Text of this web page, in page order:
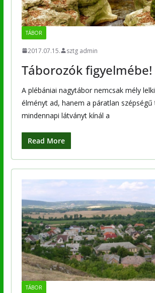
TÁBOR
2017.07.15. sztg admin
Táborozók figyelmébe!
A plébániai nagytábor nemcsak mély
élményt ad, hanem a páratlan szépségű
mindennapi látványt kínál a
Read More
TÁBOR